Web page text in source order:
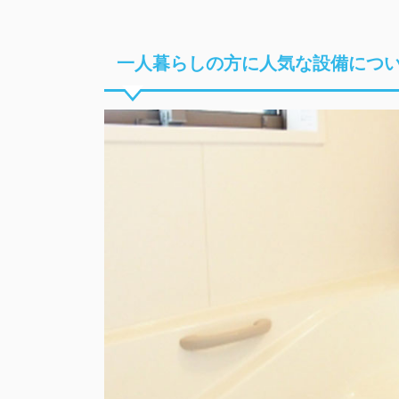
一人暮らしの方に人気な設備につ